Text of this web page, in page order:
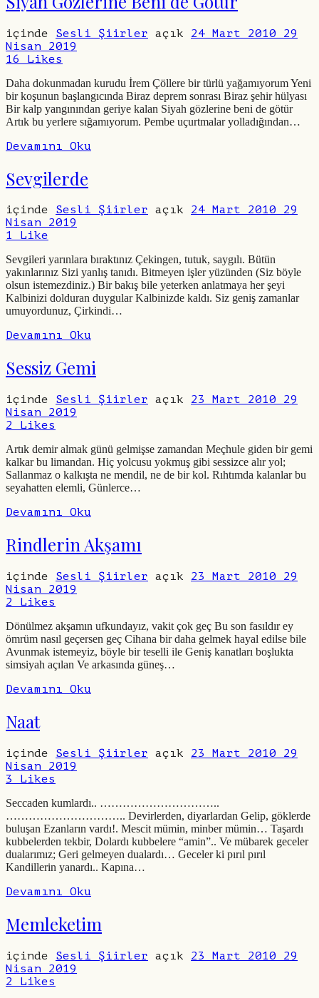
içinde Sesli Şiirler açık 24 Mart 2010 29
Nisan 2019
16
Likes
Daha dokunmadan kurudu İrem Çöllere bir türlü yağamıyorum Yeni
bir koşunun başlangıcında Biraz deprem sonrası Biraz şehir hülyası
Bir kalp yangınından geriye kalan Siyah gözlerine beni de götür
Artık bu yerlere sığamıyorum. Pembe uçurtmalar yolladığından…
Devamını Oku
Sevgilerde
içinde Sesli Şiirler açık 24 Mart 2010 29
Nisan 2019
1
Like
Sevgileri yarınlara bıraktınız Çekingen, tutuk, saygılı. Bütün
yakınlarınız Sizi yanlış tanıdı. Bitmeyen işler yüzünden (Siz böyle
olsun istemezdiniz.) Bir bakış bile yeterken anlatmaya her şeyi
Kalbinizi dolduran duygular Kalbinizde kaldı. Siz geniş zamanlar
umuyordunuz, Çirkindi…
Devamını Oku
Sessiz Gemi
içinde Sesli Şiirler açık 23 Mart 2010 29
Nisan 2019
2
Likes
Artık demir almak günü gelmişse zamandan Meçhule giden bir gemi
kalkar bu limandan. Hiç yolcusu yokmuş gibi sessizce alır yol;
Sallanmaz o kalkışta ne mendil, ne de bir kol. Rıhtımda kalanlar bu
seyahatten elemli, Günlerce…
Devamını Oku
Rindlerin Akşamı
içinde Sesli Şiirler açık 23 Mart 2010 29
Nisan 2019
2
Likes
Dönülmez akşamın ufkundayız, vakit çok geç Bu son fasıldır ey
ömrüm nasıl geçersen geç Cihana bir daha gelmek hayal edilse bile
Avunmak istemeyiz, böyle bir teselli ile Geniş kanatları boşlukta
simsiyah açılan Ve arkasında güneş…
Devamını Oku
Naat
içinde Sesli Şiirler açık 23 Mart 2010 29
Nisan 2019
3
Likes
Seccaden kumlardı.. …………………………..
………………………….. Devirlerden, diyarlardan Gelip, göklerde
buluşan Ezanların vardı!. Mescit mümin, minber mümin… Taşardı
kubbelerden tekbir, Dolardı kubbelere “amin”.. Ve mübarek geceler
dualarımız; Geri gelmeyen dualardı… Geceler ki pırıl pırıl
Kandillerin yanardı.. Kapına…
Devamını Oku
Memleketim
içinde Sesli Şiirler açık 23 Mart 2010 29
Nisan 2019
2
Likes